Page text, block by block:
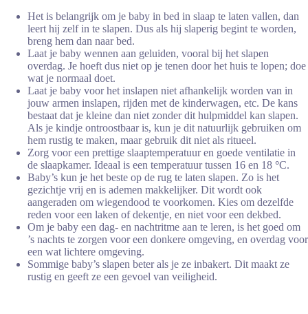
Het is belangrijk om je baby in bed in slaap te laten vallen, dan
leert hij zelf in te slapen. Dus als hij slaperig begint te worden,
breng hem dan naar bed.
Laat je baby wennen aan geluiden, vooral bij het slapen
overdag. Je hoeft dus niet op je tenen door het huis te lopen; doe
wat je normaal doet.
Laat je baby voor het inslapen niet afhankelijk worden van in
jouw armen inslapen, rijden met de kinderwagen, etc. De kans
bestaat dat je kleine dan niet zonder dit hulpmiddel kan slapen.
Als je kindje ontroostbaar is, kun je dit natuurlijk gebruiken om
hem rustig te maken, maar gebruik dit niet als ritueel.
Zorg voor een prettige slaaptemperatuur en goede ventilatie in
de slaapkamer. Ideaal is een temperatuur tussen 16 en 18 °C.
Baby’s kun je het beste op de rug te laten slapen. Zo is het
gezichtje vrij en is ademen makkelijker. Dit wordt ook
aangeraden om wiegendood te voorkomen. Kies om dezelfde
reden voor een laken of dekentje, en niet voor een dekbed.
Om je baby een dag- en nachtritme aan te leren, is het goed om
’s nachts te zorgen voor een donkere omgeving, en overdag voor
een wat lichtere omgeving.
Sommige baby’s slapen beter als je ze inbakert. Dit maakt ze
rustig en geeft ze een gevoel van veiligheid.